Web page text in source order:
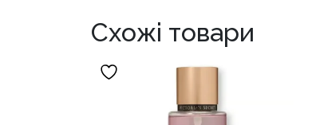
Схожі товари